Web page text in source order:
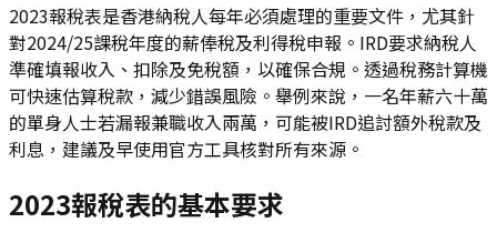
2023報稅表是香港納稅人每年必須處理的重要文件，尤其針
對2024/25課稅年度的薪俸稅及利得稅申報。IRD要求納稅人
準確填報收入、扣除及免稅額，以確保合規。透過稅務計算機
可快速估算稅款，減少錯誤風險。舉例來說，一名年薪六十萬
的單身人士若漏報兼職收入兩萬，可能被IRD追討額外稅款及
利息，建議及早使用官方工具核對所有來源。
2023報稅表的基本要求